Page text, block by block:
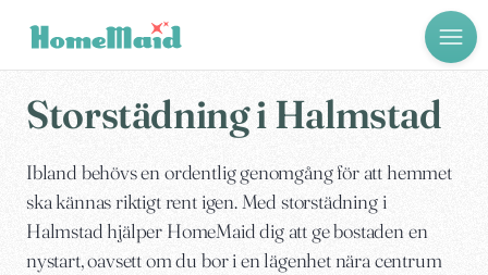
Storstädning i Halmstad
Ibland behövs en ordentlig genomgång för att hemmet
ska kännas riktigt rent igen. Med storstädning i
Halmstad hjälper HomeMaid dig att ge bostaden en
nystart, oavsett om du bor i en lägenhet nära centrum